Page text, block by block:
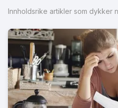
Innholdsrike artikler som dykker